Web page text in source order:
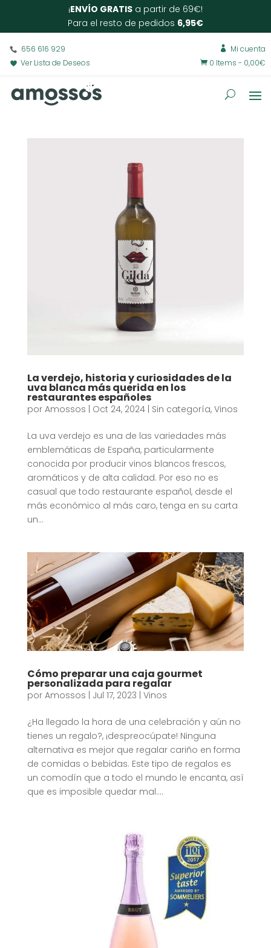
¡ENVÍO GRATIS a partir de 69€!
Para el resto de pedidos 6,95€
656 616 929
Ver Lista de Deseos
 Mi cuenta
 0 Items - 0,00€
La verdejo, historia y curiosidades de la
uva blanca más querida en los
restaurantes españoles
por Amossos Oct 24, 2024| Sin categoría, Vinos
La uva verdejo es una de las variedades más
emblemáticas de España, particularmente
conocida por producir vinos blancos frescos,
aromáticos y de alta calidad. Por eso no es
casual que todo restaurante español, desde el
más económico al más caro, tenga en su carta
un...
Cómo preparar una caja gourmet
personalizada para regalar
por Amossos Jul 17, 2023 Vinos
¿Ha llegado la hora de una celebración y aún no
tienes un regalo?, ¡despreocúpate! Ninguna
alternativa es mejor que regalar cariño en forma
de comidas o bebidas. Este tipo de regalos es
un comodín que a todo el mundo le encanta, así
que es imposible quedar mal....